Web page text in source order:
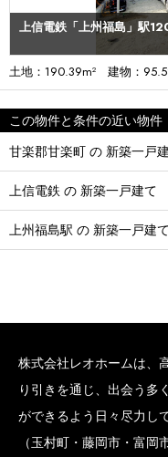
上信電鉄「上州福島」駅
土地：190.39m² 建物：
この物件と条件の近い物件
甘楽郡甘楽町 の 新築一戸
上信電鉄 の 新築一戸建て
上州福島駅 の 新築一戸建て
株式会社レオホームは、
り引きを通じ、出会う多
ができるよう日々尽力し
（玉村町・藤岡市・富